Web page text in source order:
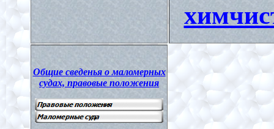
Общие сведенья о маломерных
судах, правовые положения